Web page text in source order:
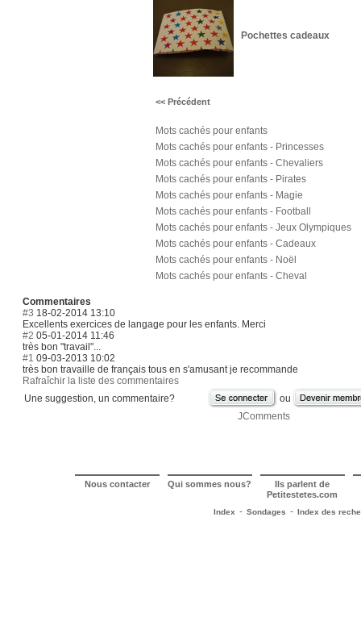
Pochettes cadeaux
<< Précédent
Mots cachés pour enfants
Mots cachés pour enfants - Princesses
Mots cachés pour enfants - Chevaliers
Mots cachés pour enfants - Pirates
Mots cachés pour enfants - Magie
Mots cachés pour enfants - Football
Mots cachés pour enfants - Jeux Olympiques
Mots cachés pour enfants - Cadeaux
Mots cachés pour enfants - Noël
Mots cachés pour enfants - Cheval
Commentaires
#3 18-02-2014 13:10
Excellents exercices de langage pour les enfants. Merci
#2 05-01-2014 11:46
très bon "travail"...
#1 09-03-2013 10:02
très bon travaille de français tous en s'amusant je recommande
Rafraîchir la liste des commentaires
Une suggestion, un commentaire?
ou
JComments
Nous contacter Qui sommes nous? Ils parlent de
Petitestetes.com
Index - Sondages - Index des